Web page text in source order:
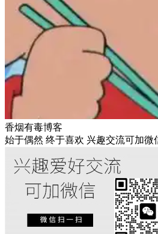
香烟有毒博客
始于偶然 终于喜欢 兴趣交流可加微